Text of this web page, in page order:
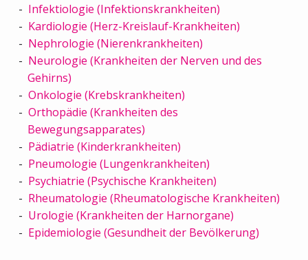
Infektiologie (Infektionskrankheiten)
Kardiologie (Herz-Kreislauf-Krankheiten)
Nephrologie (Nierenkrankheiten)
Neurologie (Krankheiten der Nerven und des
Gehirns)
Onkologie (Krebskrankheiten)
Orthopädie (Krankheiten des
Bewegungsapparates)
Pädiatrie (Kinderkrankheiten)
Pneumologie (Lungenkrankheiten)
Psychiatrie (Psychische Krankheiten)
Rheumatologie (Rheumatologische Krankheiten)
Urologie (Krankheiten der Harnorgane)
Epidemiologie (Gesundheit der Bevölkerung)